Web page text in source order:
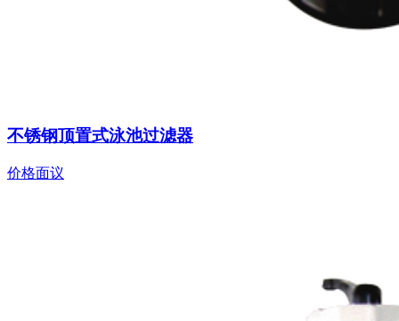
不锈钢顶置式泳池过滤器
价格面议